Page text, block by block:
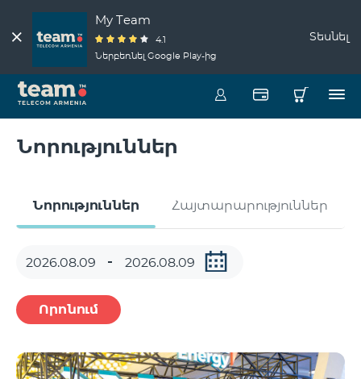
My Team
4.1
Ներբեռնել Google Play-ից
Տեսնել
Նորություններ
Նորություններ Հայտարարություններ
Որոնում